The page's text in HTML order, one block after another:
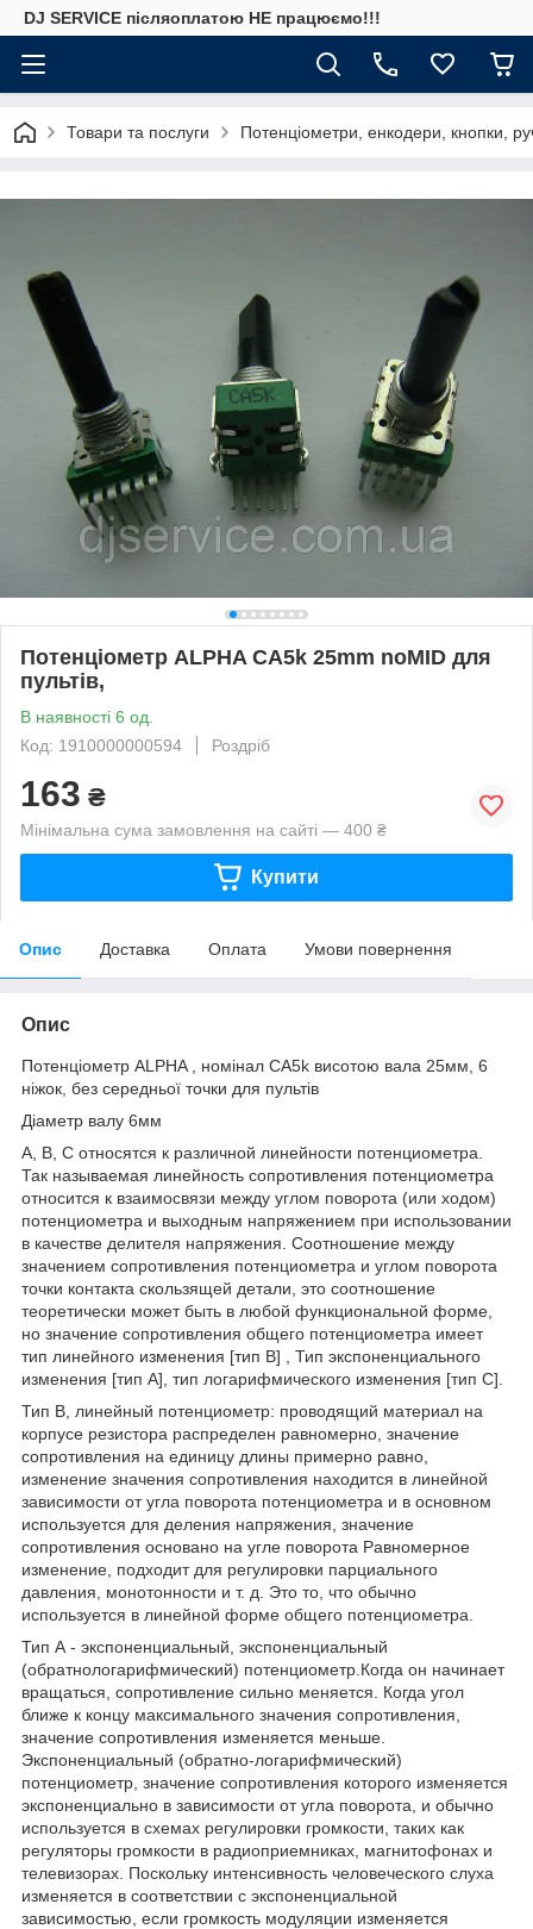
DJ SERVICE пiсляоплатою НЕ працюємо!!!
Товари та послуги Потенціометри, енкодери, кнопки,
Потенціометр ALPHA CA5k 25mm noMID для
пультів,
В наявності 6 од.
Код: 1910000000594
Роздріб
163 ₴
Мінімальна сума замовлення на сайті — 400 ₴
Купити
Опис Доставка Оплата Умови повернення
Опис
Потенціометр ALPHA , номінал CA5k висотою вала 25мм, 6
ніжок, без середньої точки для пультів
Діаметр валу 6мм
A, B, C относятся к различной линейности потенциометра.
Так называемая линейность сопротивления потенциометра
относится к взаимосвязи между углом поворота (или ходом)
потенциометра и выходным напряжением при использовании
в качестве делителя напряжения. Соотношение между
значением сопротивления потенциометра и углом поворота
точки контакта скользящей детали, это соотношение
теоретически может быть в любой функциональной форме,
но значение сопротивления общего потенциометра имеет
тип линейного изменения [тип B] , Тип экспоненциального
изменения [тип A], тип логарифмического изменения [тип C].
Тип B, линейный потенциометр: проводящий материал на
корпусе резистора распределен равномерно, значение
сопротивления на единицу длины примерно равно,
изменение значения сопротивления находится в линейной
зависимости от угла поворота потенциометра и в основном
используется для деления напряжения, значение
сопротивления основано на угле поворота Равномерное
изменение, подходит для регулировки парциального
давления, монотонности и т. д. Это то, что обычно
используется в линейной форме общего потенциометра.
Тип А - экспоненциальный, экспоненциальный
(обратнологарифмический) потенциометр.Когда он начинает
вращаться, сопротивление сильно меняется. Когда угол
ближе к концу максимального значения сопротивления,
значение сопротивления изменяется меньше.
Экспоненциальный (обратно-логарифмический)
потенциометр, значение сопротивления которого изменяется
экспоненциально в зависимости от угла поворота, и обычно
используется в схемах регулировки громкости, таких как
регуляторы громкости в радиоприемниках, магнитофонах и
телевизорах. Поскольку интенсивность человеческого слуха
изменяется в соответствии с экспоненциальной
зависимостью, если громкость модуляции изменяется